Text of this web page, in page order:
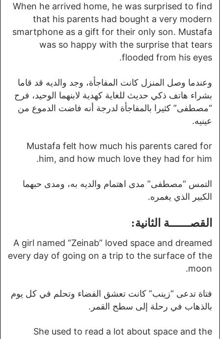
When he arrived home, he was surprised to find
that his parents had bought a very modern
smartphone as a gift for their only son. Mustafa
was so happy with the surprise that tears
flooded from his eyes.
وعندما وصل المنزل كانت المفاجأة، وجد والديه قد قاما
بشراء هاتف ذكي حديث للغاية كهدية لابنهما الوحيد، فرح
“مصطفى” كثيرا بالمفاجأة لدرجة أنه فاضت الدموع من
عينيه.
Mustafa felt how much his parents cared for
him, and how much love they had for him.
التمس “مصطفى” مدى اهتمام والديه به، ومدى حبهما
الكبير الذي يغمره.
القصــــــة الثانية:
A girl named “Zeinab” loved space and dreamed
every day of going on a trip to the surface of the
moon.
فتاة تدعى “زينب” كانت تعشق الفضاء وتحلم في كل يوم
بالذهاب في رحلة إلى سطح القمر.
She used to read a lot about space and the